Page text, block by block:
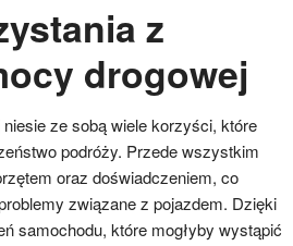
z
drogowej
ze sobą wiele korzyści, które
podróży. Przede wszystkim
oraz doświadczeniem, co
związane z pojazdem. Dzięki
samochodu, które mogłyby wystąpić